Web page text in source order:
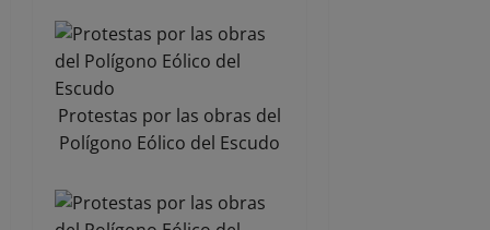
Protestas por las obras del
Polígono Eólico del Escudo